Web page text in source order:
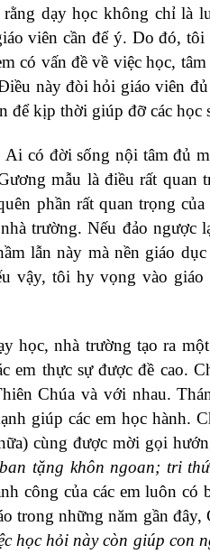
dạy học không chỉ là
viên cần để ý. Do đó, tôi
có vấn đề về việc học, tâm
này đòi hỏi giáo viên
để kịp thời giúp đỡ các học
có đời sống nội tâm đủ
mẫu là điều rất quan
phần rất quan trọng của
trường. Nếu đảo ngược
lẫn này mà nền giáo
vậy, tôi hy vọng vào giáo
học, nhà trường tạo ra một
em thực sự được đề cao.
Chúa và với nhau.
giúp các em học hành.
cùng được mời gọi
tặng khôn ngoan; tri
công của các em luôn có
trong những năm gần đây,
học hỏi này còn giúp con